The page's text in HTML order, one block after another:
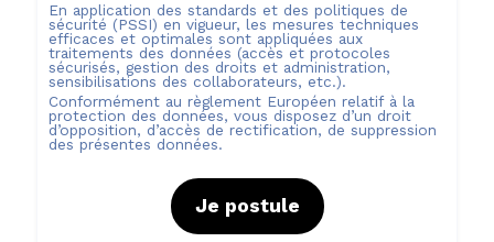
En application des standards et des politiques de
sécurité (PSSI) en vigueur, les mesures techniques
efficaces et optimales sont appliquées aux
traitements des données (accès et protocoles
sécurisés, gestion des droits et administration,
sensibilisations des collaborateurs, etc.).
Conformément au règlement Européen relatif à la
protection des données, vous disposez d’un droit
d’opposition, d’accès de rectification, de suppression
des présentes données.
Je postule